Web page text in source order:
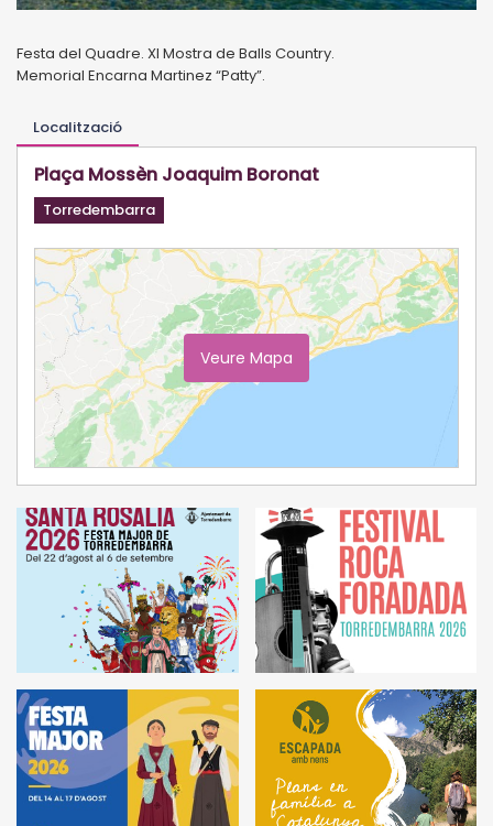
Festa del Quadre. XI Mostra de Balls Country.
Memorial Encarna Martinez “Patty”.
Localització
Plaça Mossèn Joaquim Boronat
Torredembarra
Veure Mapa